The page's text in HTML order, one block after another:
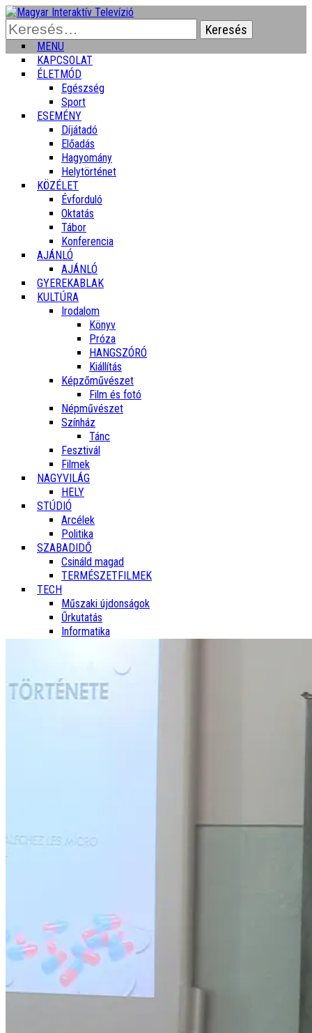
Keresés:
MENU
KAPCSOLAT
ÉLETMÓD
Egészség
Sport
ESEMÉNY
Díjátadó
Előadás
Hagyomány
Helytörténet
KÖZÉLET
Évforduló
Oktatás
Tábor
Konferencia
AJÁNLÓ
AJÁNLÓ
GYEREKABLAK
KULTÚRA
Irodalom
Könyv
Próza
HANGSZÓRÓ
Kiállítás
Képzőművészet
Film és fotó
Népművészet
Színház
Tánc
Fesztivál
Filmek
NAGYVILÁG
HELY
STÚDIÓ
Arcélek
Politika
SZABADIDŐ
Csináld magad
TERMÉSZETFILMEK
TECH
Műszaki újdonságok
Űrkutatás
Informatika